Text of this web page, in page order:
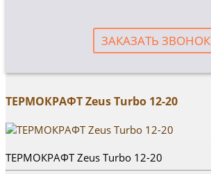
ЗАКАЗАТЬ ЗВОНОК
ТЕРМОКРАФТ Zeus Turbo 12-20
ТЕРМОКРАФТ Zeus Turbo 12-20